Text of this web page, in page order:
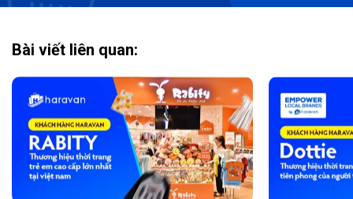
Bài viết liên quan: